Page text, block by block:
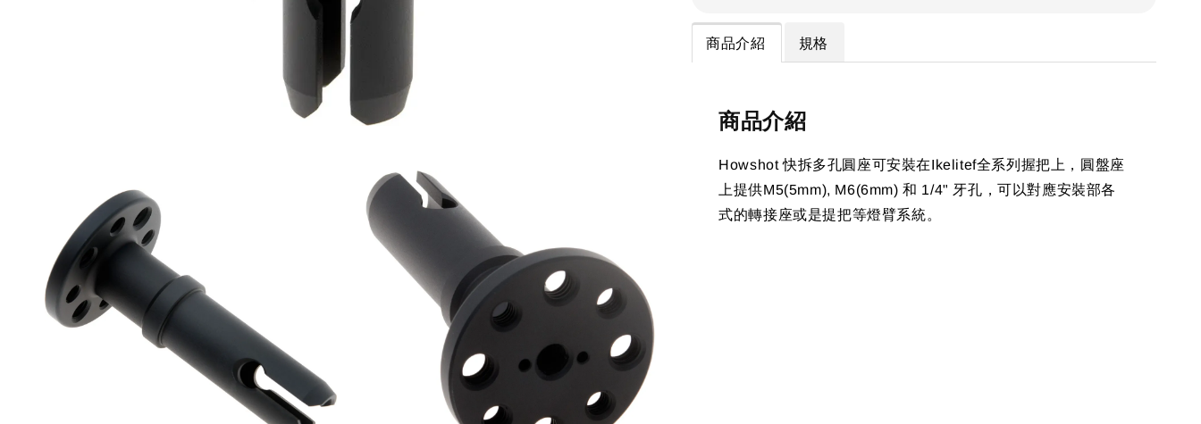
商品介紹 規格
商品介紹
Howshot 快拆多孔圓座可安裝在Ikelitef全系列握把上，圓盤座
上提供M5(5mm), M6(6mm) 和 1/4" 牙孔，可以對應安裝部各
式的轉接座或是提把等燈臂系統。